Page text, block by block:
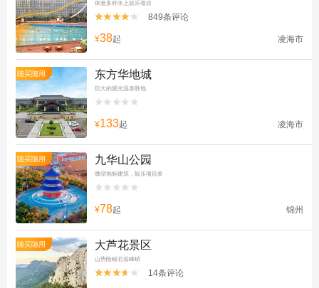
体验多种水上娱乐项目

 849条评论
¥38起 凌海市
随买随用 东方华地城
巨大的观光温泉胜地


¥133起 凌海市
随买随用 九华山公园
微缩地标建筑，娱乐项目多


¥78起 锦州
随买随用 大芦花景区
山势险峻石耸峰峭

 14条评论